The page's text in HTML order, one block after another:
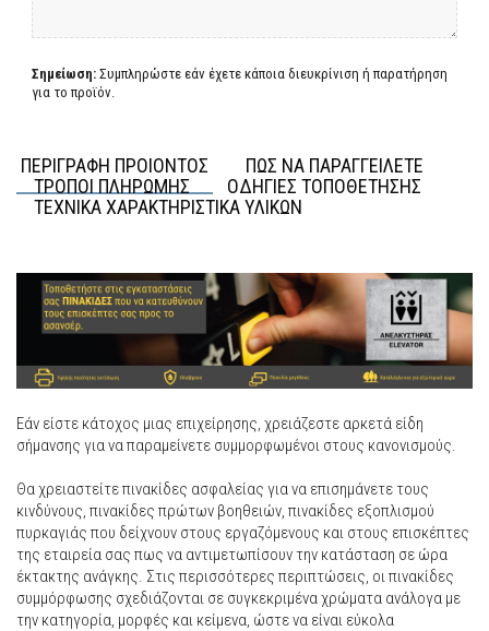
Σημείωση: Συμπληρώστε εάν έχετε κάποια διευκρίνιση ή παρατήρηση
για το προϊόν.
ΠΕΡΙΓΡΑΦΗ ΠΡΟΙΟΝΤΟΣ
ΠΩΣ ΝΑ ΠΑΡΑΓΓΕΙΛΕΤΕ
ΤΡΟΠΟΙ ΠΛΗΡΩΜΗΣ
ΟΔΗΓΙΕΣ ΤΟΠΟΘΕΤΗΣΗΣ
ΤΕΧΝΙΚΑ ΧΑΡΑΚΤΗΡΙΣΤΙΚΑ ΥΛΙΚΩΝ
Εάν είστε κάτοχος μιας επιχείρησης, χρειάζεστε αρκετά είδη
σήμανσης για να παραμείνετε συμμορφωμένοι στους κανονισμούς.
Θα χρειαστείτε πινακίδες ασφαλείας για να επισημάνετε τους
κινδύνους, πινακίδες πρώτων βοηθειών, πινακίδες εξοπλισμού
πυρκαγιάς που δείχνουν στους εργαζόμενους και στους επισκέπτες
της εταιρεία σας πως να αντιμετωπίσουν την κατάσταση σε ώρα
έκτακτης ανάγκης. Στις περισσότερες περιπτώσεις, οι πινακίδες
συμμόρφωσης σχεδιάζονται σε συγκεκριμένα χρώματα ανάλογα με
την κατηγορία, μορφές και κείμενα, ώστε να είναι εύκολα